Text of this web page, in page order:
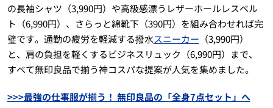
の長袖シャツ（3,990円）や高級感漂うレザーホールレスベル
ト（6,990円）、さらっと綿靴下（390円）を組み合わせれば完
璧です。通勤の疲労を軽減する撥水スニーカー （3,990円）
と、肩の負担を軽くするビジネスリュック（6,990円）まで、
すべて無印良品で揃う神コスパな提案が人気を集めました。
>>>最強の仕事服が揃う！ 無印良品の「全身7点セット」へ